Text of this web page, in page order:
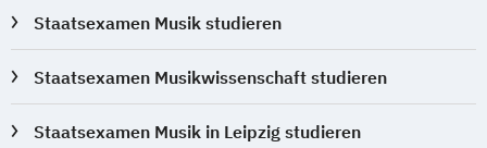
Staatsexamen Musik studieren
Staatsexamen Musikwissenschaft studieren
Staatsexamen Musik in Leipzig studieren